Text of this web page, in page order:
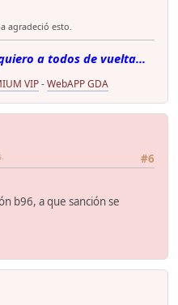
agradeció esto.
a todos de vuelta...
VIP-WebAPP GDA
#6
b96, a que sanción se